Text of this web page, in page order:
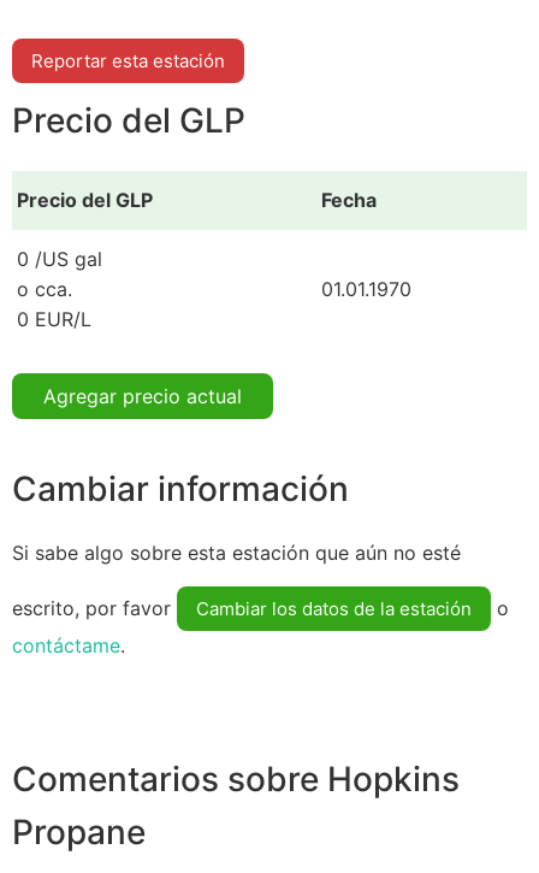
Reportar esta estación
Precio del GLP
Precio del GLP Fecha
0 /US gal
o cca.
0 EUR/L
01.01.1970
Agregar precio actual
Cambiar información
Si sabe algo sobre esta estación que aún no esté
escrito, por favor Cambiar los datos de la estación
o
contáctame.
Comentarios sobre Hopkins
Propane